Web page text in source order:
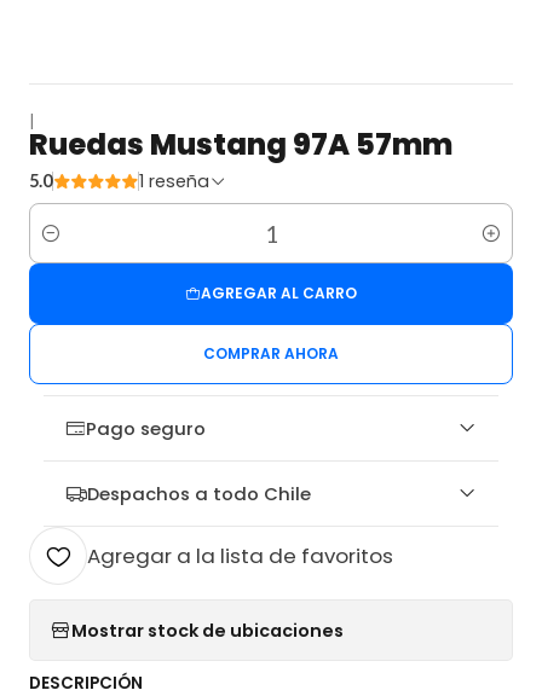
Ruedas Mustang 97A 57mm
5.0 1 reseña
Cantidad
AGREGAR AL CARRO
COMPRAR AHORA
Pago seguro
Despachos a todo Chile
Agregar a la lista de favoritos
Mostrar stock de ubicaciones
DESCRIPCIÓN